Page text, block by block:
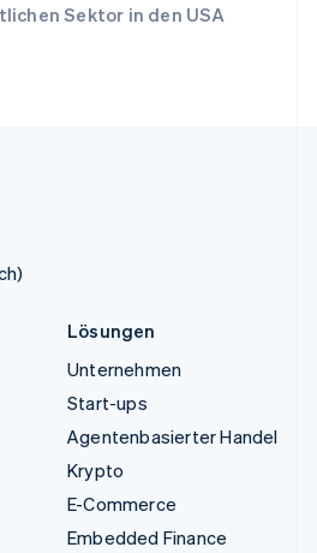
Sektor in den USA
Lösungen
Unternehmen
Start-ups
Agentenbasierter Handel
Krypto
E-Commerce
Embedded Finance